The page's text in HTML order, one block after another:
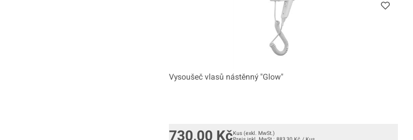
Vysoušeč vlasů nástěnný "Glow"
Kus (exkl. MwSt.)